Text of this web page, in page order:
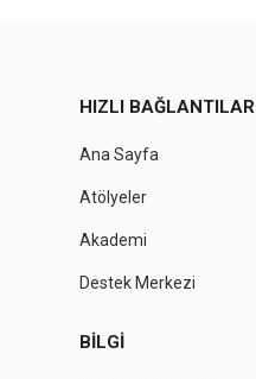
HIZLI BAĞLANTILAR
Ana Sayfa
Atölyeler
Akademi
Destek Merkezi
BILGI